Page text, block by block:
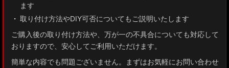
GUN125 ハイラックス
AXUH80/85 MXUA80/85 ハリアー
ZSU60 ハリアー
ます
取り付け方法やDIY可否についてもご説明いたします
ご購入後の取り付け方法や、万が一の不具合についても対応して
おりますので、安心してご利用いただけます。
簡単な内容でも問題ございません。まずはお気軽にお問い合わせ